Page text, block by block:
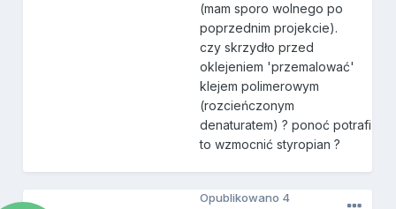
(mam sporo wolnego po
poprzednim projekcie).
czy skrzydło przed
oklejeniem 'przemalować'
klejem polimerowym
(rozcieńczonym
denaturatem) ? ponoć potrafi
to wzmocnić styropian ?
Opublikowano 4